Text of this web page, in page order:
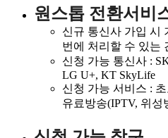
원스톱 전환서비
신규 통신사 가입 시
번에 처리할 수 있는
신청 가능 통신사 :
LG U+, KT SkyLife
신청 가능 서비스 :
유료방송(IPTV, 위성